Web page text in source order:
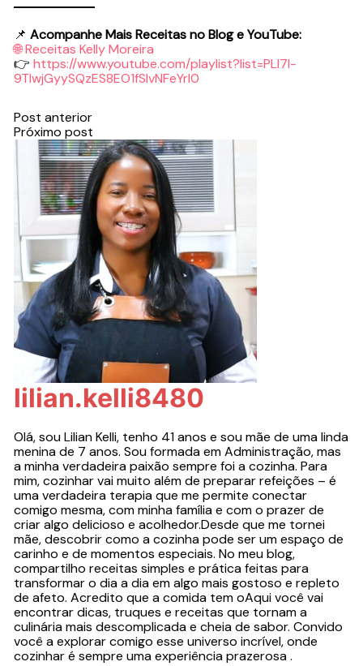
📌Acompanhe Mais Receitas no Blog e YouTube:
🌐 Receitas Kelly Moreira
👉https://www.youtube.com/playlist?list=PLI7l-
9TIwjGyySQzES8EO1fSlvNFeYrl0
Post anterior
Próximo post
lilian.kelli8480
Olá, sou Lilian Kelli, tenho 41 anos e sou mãe de uma linda
menina de 7 anos. Sou formada em Administração, mas
a minha verdadeira paixão sempre foi a cozinha. Para
mim, cozinhar vai muito além de preparar refeições – é
uma verdadeira terapia que me permite conectar
comigo mesma, com minha família e com o prazer de
criar algo delicioso e acolhedor.Desde que me tornei
mãe, descobrir como a cozinha pode ser um espaço de
carinho e de momentos especiais. No meu blog,
compartilho receitas simples e prática feitas para
transformar o dia a dia em algo mais gostoso e repleto
de afeto. Acredito que a comida tem oAqui você vai
encontrar dicas, truques e receitas que tornam a
culinária mais descomplicada e cheia de sabor. Convido
você a explorar comigo esse universo incrível, onde
cozinhar é sempre uma experiência prazerosa .